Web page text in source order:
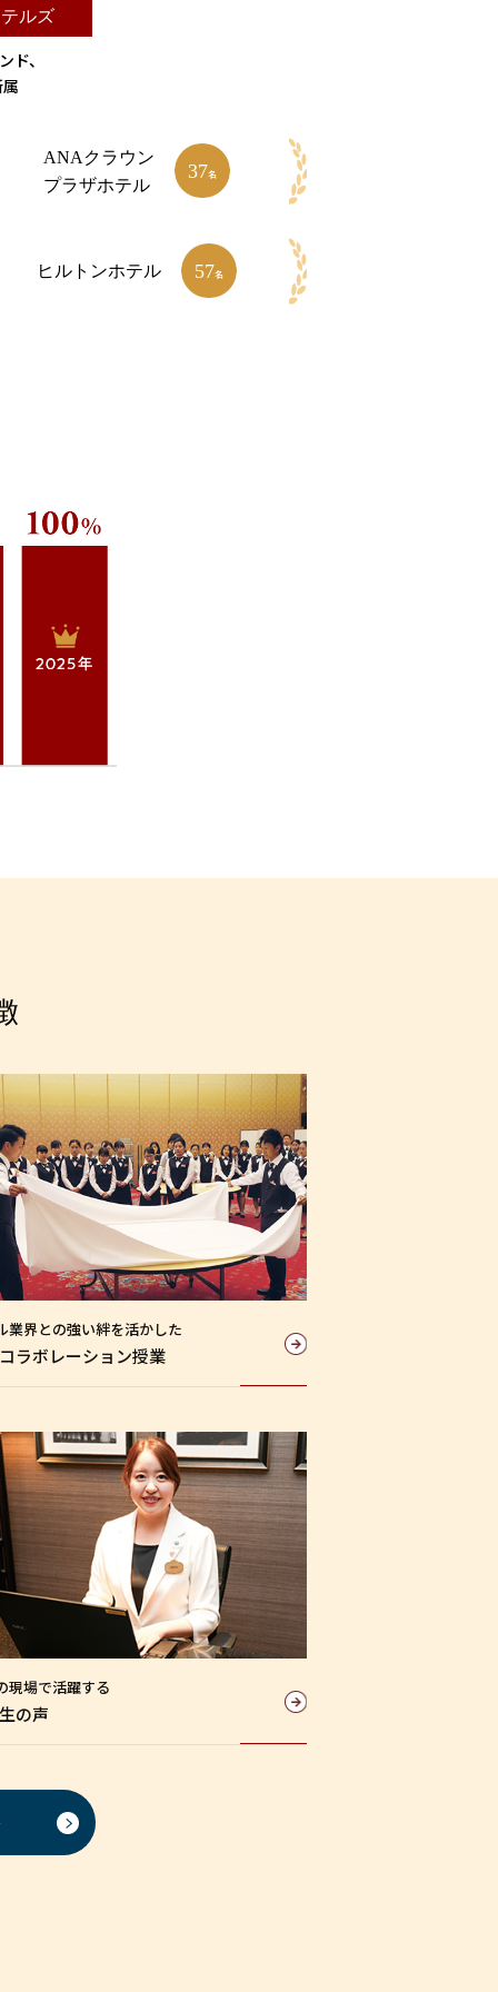
ルズ
、
ANAクラウン
プラザホテル
37名
ヒルトンホテル 57名
業界との強い絆を活かした
コラボレーション授業
現場で活躍する
の声